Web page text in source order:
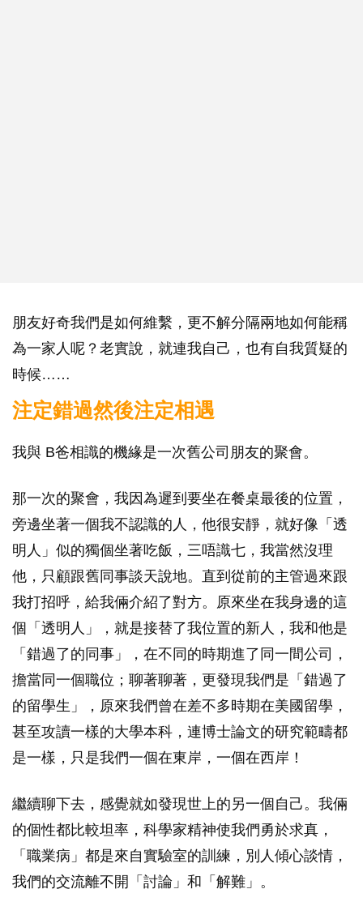
朋友好奇我們是如何維繫，更不解分隔兩地如何能稱
為一家人呢？老實說，就連我自己，也有自我質疑的
時候……
注定錯過然後注定相遇
我與 B爸相識的機緣是一次舊公司朋友的聚會。
那一次的聚會，我因為遲到要坐在餐桌最後的位置，
旁邊坐著一個我不認識的人，他很安靜，就好像「透
明人」似的獨個坐著吃飯，三唔識七，我當然沒理
他，只顧跟舊同事談天說地。直到從前的主管過來跟
我打招呼，給我倆介紹了對方。原來坐在我身邊的這
個「透明人」，就是接替了我位置的新人，我和他是
「錯過了的同事」，在不同的時期進了同一間公司，
擔當同一個職位；聊著聊著，更發現我們是「錯過了
的留學生」，原來我們曾在差不多時期在美國留學，
甚至攻讀一樣的大學本科，連博士論文的研究範疇都
是一樣，只是我們一個在東岸，一個在西岸！
繼續聊下去，感覺就如發現世上的另一個自己。我倆
的個性都比較坦率，科學家精神使我們勇於求真，
「職業病」都是來自實驗室的訓練，別人傾心談情，
我們的交流離不開「討論」和「解難」。